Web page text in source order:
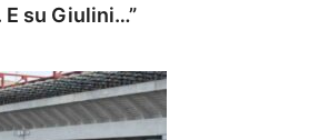
su Giulini…”